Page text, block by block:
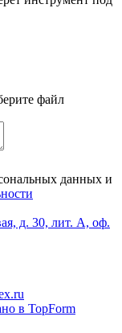
файл
данных и
д. 30, лит. А, оф.
в TopForm